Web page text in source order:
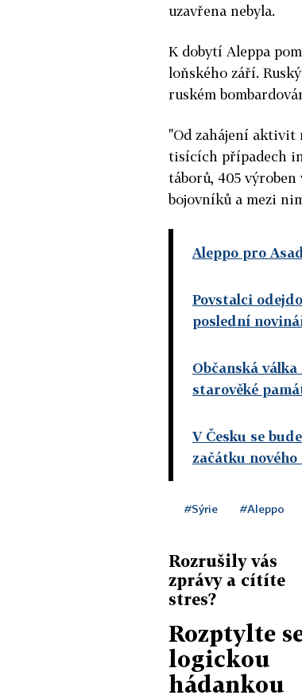
uzavřena nebyla.
K dobytí Aleppa
loňského září.
ruském
"Od zahájení aktivit
tisících případech
táborů, 405 výroben
bojovníků a mezi
Aleppo pro
Povstalci
poslední
Občanská
starověké
V Česku se
začátku nového
#Sýrie #Aleppo
Rozrušily vás
zprávy a cítíte
stres?
Rozptylte
logickou
hádankou